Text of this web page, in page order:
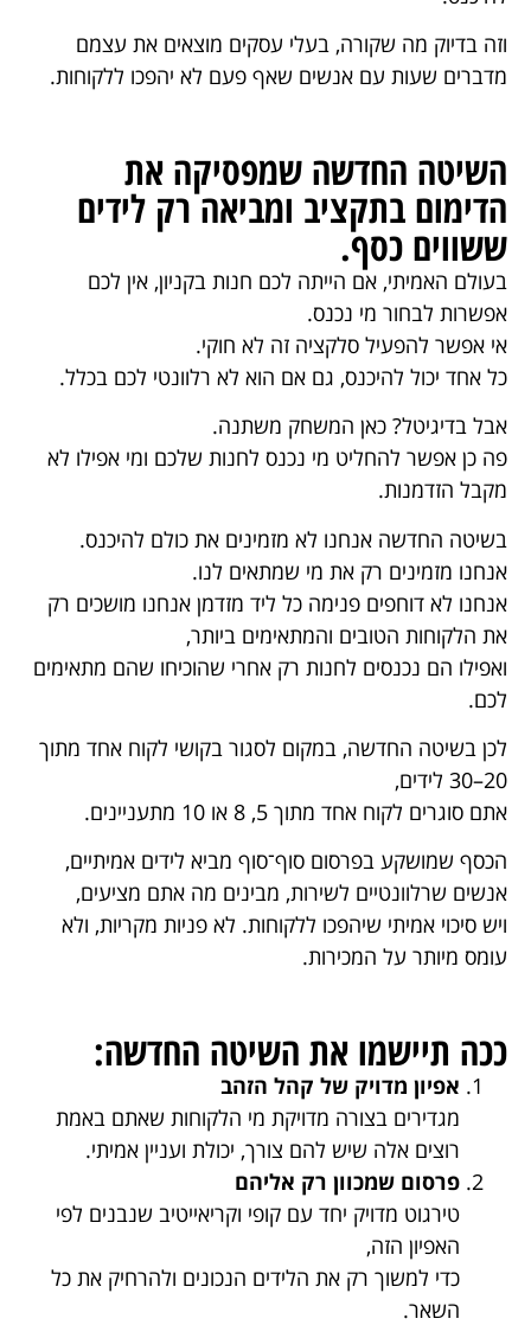
וזה בדיוק מה שקורה, בעלי עסקים מוצאים את עצמם
מדברים שעות עם אנשים שאף פעם לא יהפכו ללקוחות.
השיטה החדשה שמפסיקה את
הדימום בתקציב ומביאה רק לידים
ששווים כסף.
בעולם האמיתי, אם הייתה לכם חנות בקניון, אין לכם
אפשרות לבחור מי נכנס.
אי אפשר להפעיל סלקציה זה לא חוקי.
כל אחד יכול להיכנס, גם אם הוא לא רלוונטי לכם בכלל.
אבל בדיגיטל? כאן המשחק משתנה.
פה כן אפשר להחליט מי נכנס לחנות שלכם ומי אפילו לא
מקבל הזדמנות.
בשיטה החדשה אנחנו לא מזמינים את כולם להיכנס.
אנחנו מזמינים רק את מי שמתאים לנו.
אנחנו לא דוחפים פנימה כל ליד מזדמן אנחנו מושכים רק
את הלקוחות הטובים והמתאימים ביותר,
ואפילו הם נכנסים לחנות רק אחרי שהוכיחו שהם מתאימים
לכם.
לכן בשיטה החדשה, במקום לסגור בקושי לקוח אחד מתוך
20–30 לידים,
אתם סוגרים לקוח אחד מתוך 5, 8 או 10 מתעניינים.
הכסף שמושקע בפרסום סוף־סוף מביא לידים אמיתיים,
אנשים שרלוונטיים לשירות, מבינים מה אתם מציעים,
ויש סיכוי אמיתי שיהפכו ללקוחות. לא פניות מקריות, ולא
עומס מיותר על המכירות.
ככה תיישמו את השיטה החדשה:
אפיון מדויק של קהל הזהב
מגדירים בצורה מדויקת מי הלקוחות שאתם באמת
רוצים אלה שיש להם צורך, יכולת ועניין אמיתי.
פרסום שמכוון רק אליהם
טירגוט מדויק יחד עם קופי וקריאייטיב שנבנים לפי
האפיון הזה,
כדי למשוך רק את הלידים הנכונים ולהרחיק את כל
השאר.